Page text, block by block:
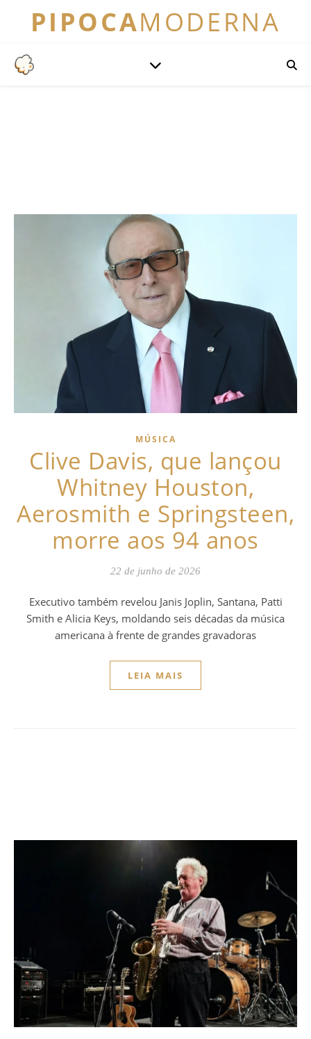
PIPOCAMODERNA
MÚSICA
Clive Davis, que lançou
Whitney Houston,
Aerosmith e Springsteen,
morre aos 94 anos
22 de junho de 2026
Executivo também revelou Janis Joplin, Santana, Patti
Smith e Alicia Keys, moldando seis décadas da música
americana à frente de grandes gravadoras
LEIA MAIS